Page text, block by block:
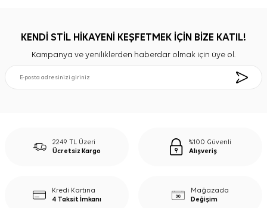
KENDİ STİL HİKAYENİ KEŞFETMEK İÇİN BİZE KATIL!
Kampanya ve yeniliklerden haberdar olmak için üye ol.
2249 TL Üzeri
Ücretsiz Kargo
%100 Güvenli
Alışveriş
Kredi Kartına
4 Taksit İmkanı
Mağazada
Değişim